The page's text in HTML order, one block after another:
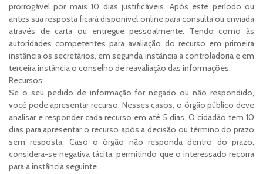
prorrogável por mais 10 dias justificáveis. Após este período ou
antes sua resposta ficará disponível online para consulta ou enviada
através de carta ou entregue pessoalmente. Tendo como às
autoridades competentes para avaliação do recurso em primeira
instância os secretários, em segunda instância a controladoria e em
terceira instância o conselho de reavaliação das informações.
Recursos:
Se o seu pedido de informação for negado ou não respondido,
você pode apresentar recurso. Nesses casos, o órgão público deve
analisar e responder cada recurso em até 5 dias. O cidadão tem 10
dias para apresentar o recurso após a decisão ou término do prazo
sem resposta. Caso o órgão não responda dentro do prazo,
considera-se negativa tácita, permitindo que o interessado recorra
para a instância seguinte.